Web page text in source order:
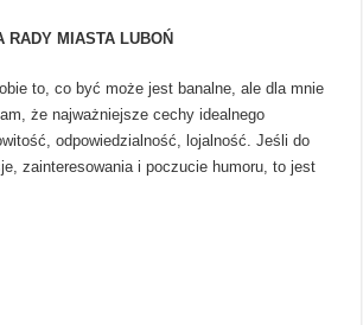
RADY MIASTA LUBOŃ
to, co być może jest banalne, ale dla mnie
że najważniejsze cechy idealnego
odpowiedzialność, lojalność. Jeśli do
zainteresowania i poczucie humoru, to jest